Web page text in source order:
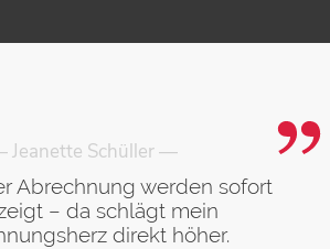
Jeanette Schüller —
Abrechnung werden sofort
– da schlägt mein
direkt höher.